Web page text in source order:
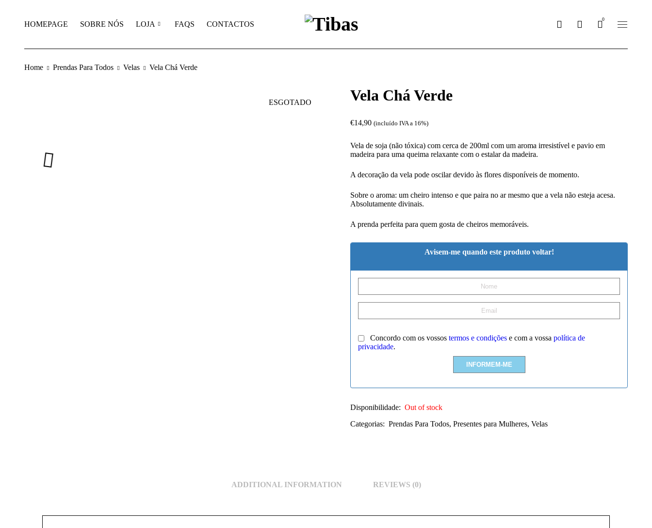
HOMEPAGE SOBRE NÓS LOJA FAQS CONTACTOS
0
Home Prendas Para Todos Velas Vela Chá Verde
ESGOTADO Vela Chá Verde
€14,90 (incluído IVA a 16%)
Vela de soja (não tóxica) com cerca de 200ml com um aroma irresistível e pavio em
madeira para uma queima relaxante com o estalar da madeira.
A decoração da vela pode oscilar devido às flores disponíveis de momento.
Sobre o aroma: um cheiro intenso e que paira no ar mesmo que a vela não esteja acesa.
Absolutamente divinais.
A prenda perfeita para quem gosta de cheiros memoráveis.
Avisem-me quando este produto voltar!
Concordo com os vossos termos e condições e com a vossa política de
privacidade.
Disponibilidade: Out of stock
Categorias: Prendas Para Todos, Presentes para Mulheres, Velas
ADDITIONAL INFORMATION REVIEWS (0)